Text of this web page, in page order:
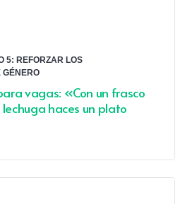
5: REFORZAR LOS
GÉNERO
vagas: «Con un frasco
haces un plato